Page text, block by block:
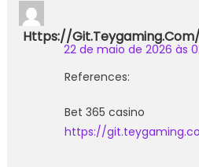
Https://
22 de maio de 2026 às
References:
Bet 365 casino
https://